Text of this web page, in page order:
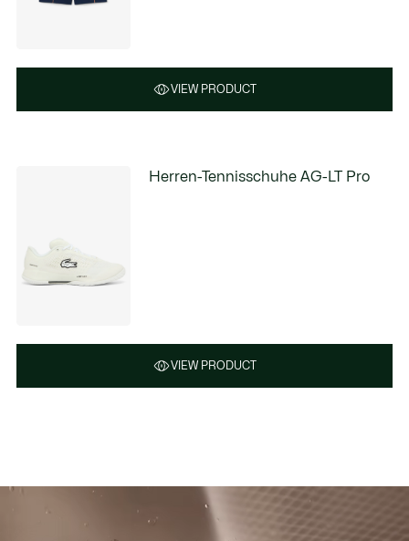
VIEW PRODUCT
Herren-Tennisschuhe AG-LT Pro
VIEW PRODUCT